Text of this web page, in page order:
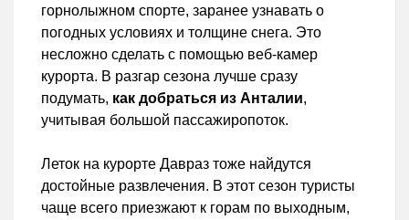
горнолыжном спорте, заранее узнавать о
погодных условиях и толщине снега. Это
несложно сделать с помощью веб-камер
курорта. В разгар сезона лучше сразу
подумать, как добраться из Анталии,
учитывая большой пассажиропоток.
Леток на курорте Давраз тоже найдутся
достойные развлечения. В этот сезон туристы
чаще всего приезжают к горам по выходным,